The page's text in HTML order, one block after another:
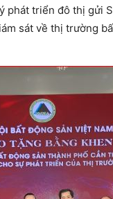
phát triển đô thị gửi
sát về thị trường